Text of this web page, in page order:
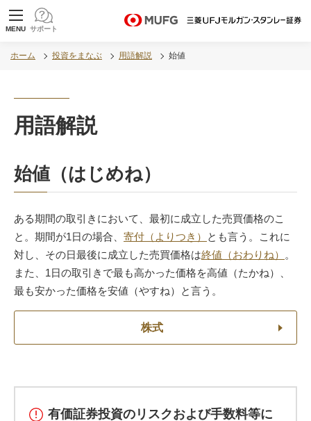
MUFG 世界が進むチカラになる。 三菱ＵＦＪモル
MENU サポート
ホーム 投資をまなぶ 用語解説 始値
用語解説
始値（はじめね）
ある期間の取引きにおいて、最初に成立した売買価格のこ
と。期間が1日の場合、 寄付（よりつき）
とも言う。これに
対し、その日最後に成立した売買価格は終値（おわりね）
。
また、1日の取引きで最も高かった価格を高値（たかね）、
最も安かった価格を安値（やすね）と言う。
株式
有価証券投資のリスクおよび手数料等に